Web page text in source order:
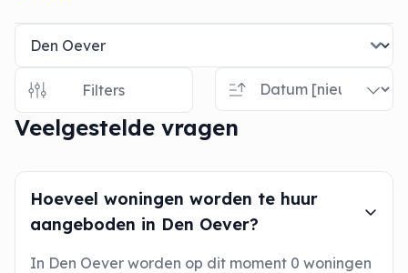
Filters
Veelgestelde vragen
Hoeveel woningen worden te huur
aangeboden in Den Oever?
In Den Oever worden op dit moment 0 woningen